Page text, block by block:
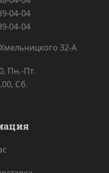
04-04
04-04
32-А
Пн.-Пт.
Сб.